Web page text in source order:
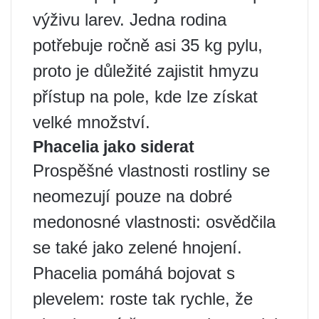
výživu larev. Jedna rodina
potřebuje ročně asi 35 kg pylu,
proto je důležité zajistit hmyzu
přístup na pole, kde lze získat
velké množství.
Phacelia jako siderat
Prospěšné vlastnosti rostliny se
neomezují pouze na dobré
medonosné vlastnosti: osvědčila
se také jako zelené hnojení.
Phacelia pomáhá bojovat s
plevelem: roste tak rychle, že